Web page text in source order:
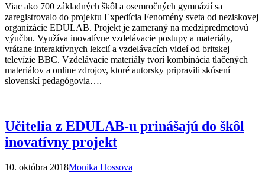
Viac ako 700 základných škôl a osemročných gymnázií sa
zaregistrovalo do projektu Expedícia Fenomény sveta od neziskovej
organizácie EDULAB. Projekt je zameraný na medzipredmetovú
výučbu. Využíva inovatívne vzdelávacie postupy a materiály,
vrátane interaktívnych lekcií a vzdelávacích videí od britskej
televízie BBC. Vzdelávacie materiály tvorí kombinácia tlačených
materiálov a online zdrojov, ktoré autorsky pripravili skúsení
slovenskí pedagógovia….
Učitelia z EDULAB-u prinášajú do škôl
inovatívny projekt
10. októbra 2018Monika Hossova